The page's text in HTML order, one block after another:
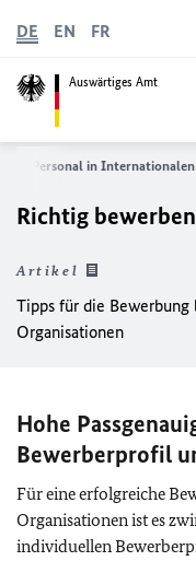
Auswärtiges Amt
DE EN FR
Personal in
Richtig bewerben
Artikel
Tipps für die
Organisationen
Hohe
Bewerberprofil
Für eine erfolgreiche
Organisationen ist es
individuellen